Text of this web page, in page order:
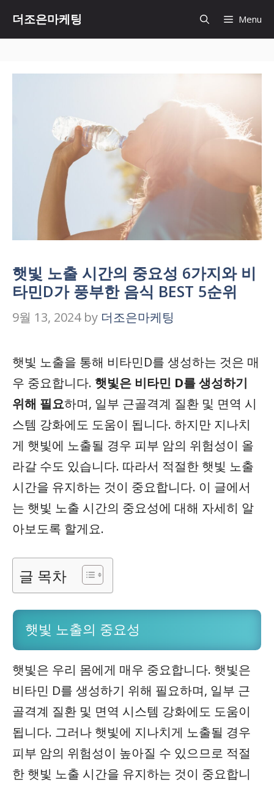
더조은마케팅 Menu
햇빛 노출 시간의 중요성 6가지와 비
타민D가 풍부한 음식 BEST 5순위
9월 13, 2024 by 더조은마케팅
햇빛 노출을 통해 비타민D를 생성하는 것은 매
우 중요합니다. 햇빛은 비타민 D를 생성하기
위해 필요하며, 일부 근골격계 질환 및 면역 시
스템 강화에도 도움이 됩니다. 하지만 지나치
게 햇빛에 노출될 경우 피부 암의 위험성이 올
라갈 수도 있습니다. 따라서 적절한 햇빛 노출
시간을 유지하는 것이 중요합니다. 이 글에서
는 햇빛 노출 시간의 중요성에 대해 자세히 알
아보도록 할게요.
글 목차
햇빛 노출의 중요성
햇빛은 우리 몸에게 매우 중요합니다. 햇빛은
비타민 D를 생성하기 위해 필요하며, 일부 근
골격계 질환 및 면역 시스템 강화에도 도움이
됩니다. 그러나 햇빛에 지나치게 노출될 경우
피부 암의 위험성이 높아질 수 있으므로 적절
한 햇빛 노출 시간을 유지하는 것이 중요합니